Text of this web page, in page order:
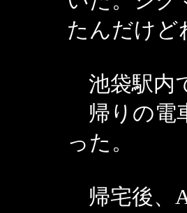
たんだけど
池袋駅内
帰りの電
った。
帰宅後、